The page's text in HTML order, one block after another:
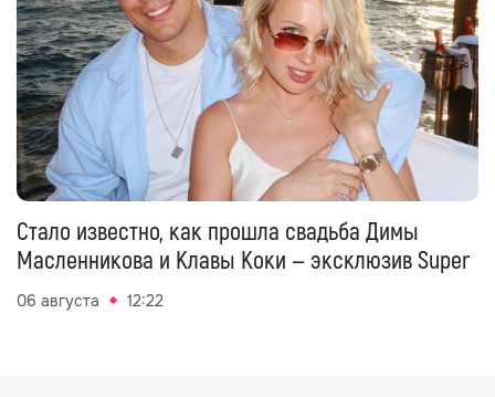
Стало известно, как прошла свадьба Димы
Масленникова и Клавы Коки — эксклюзив Super
06 августа 12:22